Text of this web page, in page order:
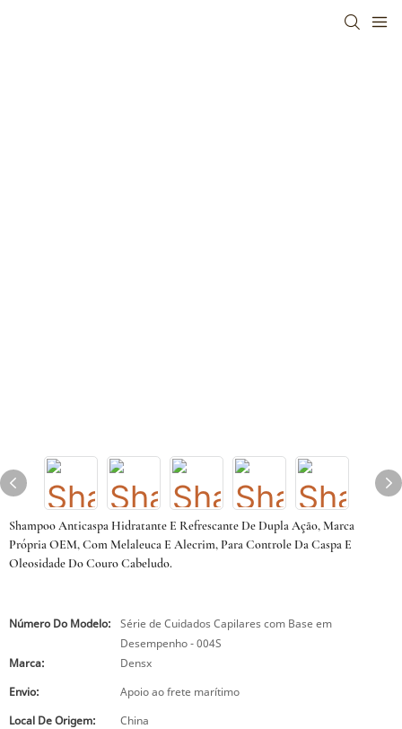
Shampoo Anticaspa Hidratante E Refrescante De Dupla Ação, Marca
Própria OEM, Com Melaleuca E Alecrim, Para Controle Da Caspa E
Oleosidade Do Couro Cabeludo.
Número Do Modelo:
Série de Cuidados Capilares com Base em
Desempenho - 004S
Marca:
Densx
Envio:
Apoio ao frete marítimo
Local De Origem:
China